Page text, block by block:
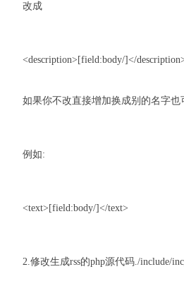
改成
<description>[field:body/]</
如果你不改直接增加换成别的名字也
例如:
<text>[field:body/]</text>
2.修改生成rss的php源代码./include/